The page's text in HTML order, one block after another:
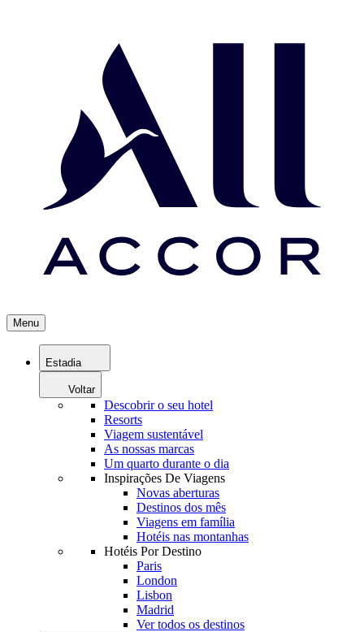
Menu
Estadia
Voltar
Descobrir o seu hotel
Resorts
Viagem sustentável
As nossas marcas
Um quarto durante o dia
Inspirações De Viagens
Novas aberturas
Destinos dos mês
Viagens em família
Hotéis nas montanhas
Hotéis Por Destino
Paris
London
Lisbon
Madrid
Ver todos os destinos